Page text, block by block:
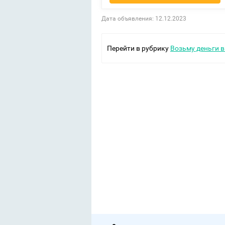
Дата объявления: 12.12.2023
Перейти в рубрику Возьму деньги